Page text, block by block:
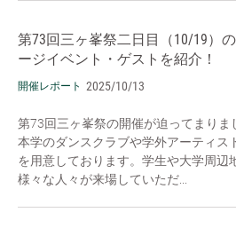
第73回三ヶ峯祭二日目（10/19）
ージイベント・ゲストを紹介！
開催レポート 2025/10/13
第73回三ヶ峯祭の開催が迫ってまりま
本学のダンスクラブや学外アーティス
を用意しております。学生や大学周辺
様々な人々が来場していただ...